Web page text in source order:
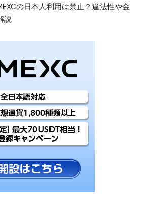
の日本人利用は禁止？違法性や金
説